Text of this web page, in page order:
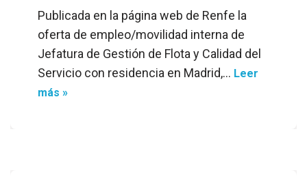
Publicada en la página web de Renfe la
oferta de empleo/movilidad interna de
Jefatura de Gestión de Flota y Calidad del
Servicio con residencia en Madrid,… Leer
más »